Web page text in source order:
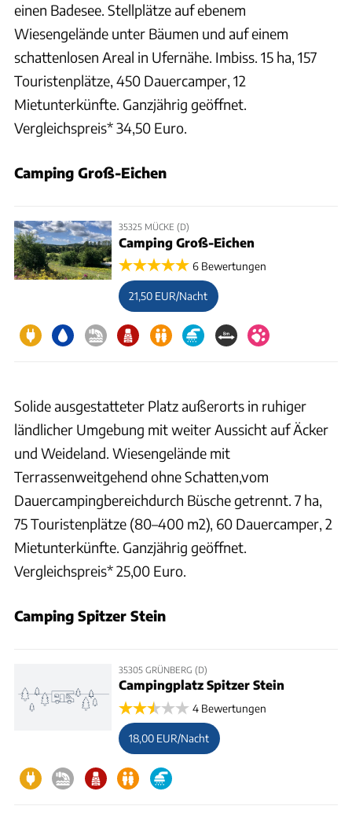
einen Badesee. Stellplätze auf ebenem
Wiesengelände unter Bäumen und auf einem
schattenlosen Areal in Ufernähe. Imbiss. 15 ha, 157
Touristenplätze, 450 Dauercamper, 12
Mietunterkünfte. Ganzjährig geöffnet.
Vergleichspreis* 34,50 Euro.
Camping Groß-Eichen
35325 MÜCKE (D)
Camping Groß-Eichen
6 Bewertungen
21,50 EUR/Nacht
Solide ausgestatteter Platz außerorts in ruhiger
ländlicher Umgebung mit weiter Aussicht auf Äcker
und Weideland. Wiesengelände mit
Terrassenweitgehend ohne Schatten,vom
Dauercampingbereichdurch Büsche getrennt. 7 ha,
75 Touristenplätze (80–400 m2), 60 Dauercamper, 2
Mietunterkünfte. Ganzjährig geöffnet.
Vergleichspreis* 25,00 Euro.
Camping Spitzer Stein
35305 GRÜNBERG (D)
Campingplatz Spitzer Stein
4 Bewertungen
18,00 EUR/Nacht